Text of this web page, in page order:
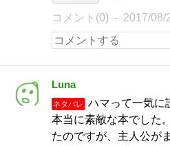
コメント(0) 2017/08/
Luna
ネタバレ
ハマって一気に
本当に素敵な本でした
たのですが、主人公が